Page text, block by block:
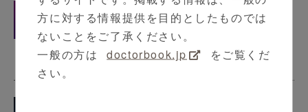
Panbio™ COVID-19/Flu A&B パネ
ル (鼻腔ぬぐい液用) アニメーショ
ン操作ビデオ
1:47
方に対する情報提供を目的としたものでは
ないことをご了承ください。
一般の方は
doctorbook.jp
をご覧くだ
さい。